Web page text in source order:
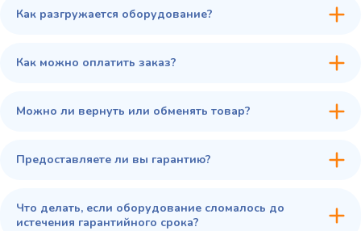
45 900 ₽
Как разгружается оборудование?
Как можно оплатить заказ?
Можно ли вернуть или обменять товар?
Предоставляете ли вы гарантию?
Что делать, если оборудование сломалось до
истечения гарантийного срока?